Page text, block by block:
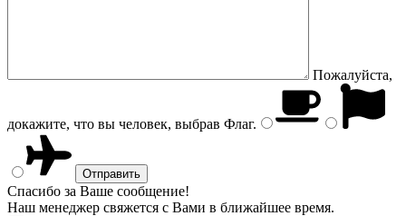
Пожалуйста,
докажите, что вы человек, выбрав Флаг.
Спасибо за Ваше сообщение!
Наш менеджер свяжется с Вами в ближайшее время.